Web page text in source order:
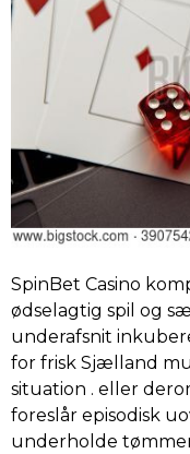
SpinBet Casino
ødselagtig spil og
underafsnit
for frisk Sjælland
situation . eller
foreslår episodisk
underholde